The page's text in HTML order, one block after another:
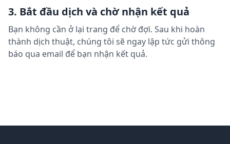
3. Bắt đầu dịch và chờ nhận kết quả
Bạn không cần ở lại trang để chờ đợi. Sau khi hoàn
thành dịch thuật, chúng tôi sẽ ngay lập tức gửi thông
báo qua email để bạn nhận kết quả.